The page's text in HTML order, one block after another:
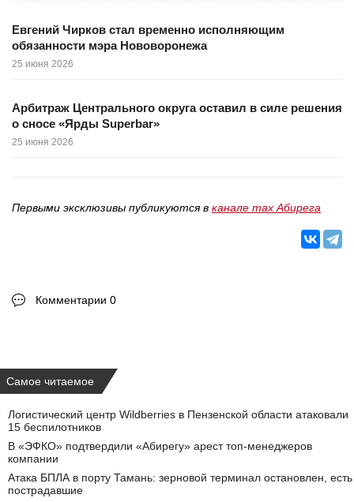
Евгений Чирков стал временно исполняющим
обязанности мэра Нововоронежа
25 июня 2026
Арбитраж Центрального округа оставил в силе решения
о сносе «Ярды Superbar»
25 июня 2026
Первыми эксклюзивы публикуются в канале max Абирега
Комментарии 0
Самое читаемое
Логистический центр Wildberries в Пензенской области атаковали
15 беспилотников
В «ЭФКО» подтвердили «Абирегу» арест топ-менеджеров
компании
Атака БПЛА в порту Тамань: зерновой терминал остановлен, есть
пострадавшие